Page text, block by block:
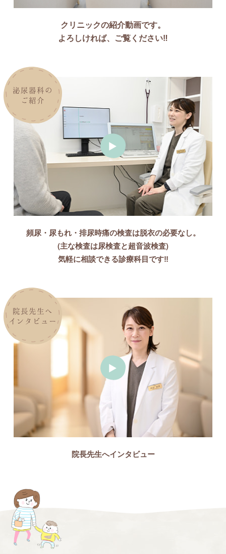
クリニックの紹介動画です。
よろしければ、ご覧ください‼
泌尿器科の
ご紹介
頻尿・尿もれ・排尿時痛の検査は脱衣の必要なし。
(主な検査は尿検査と超音波検査)
気軽に相談できる診療科目です‼
院長先生へ
インタビュー
院長先生へインタビュー